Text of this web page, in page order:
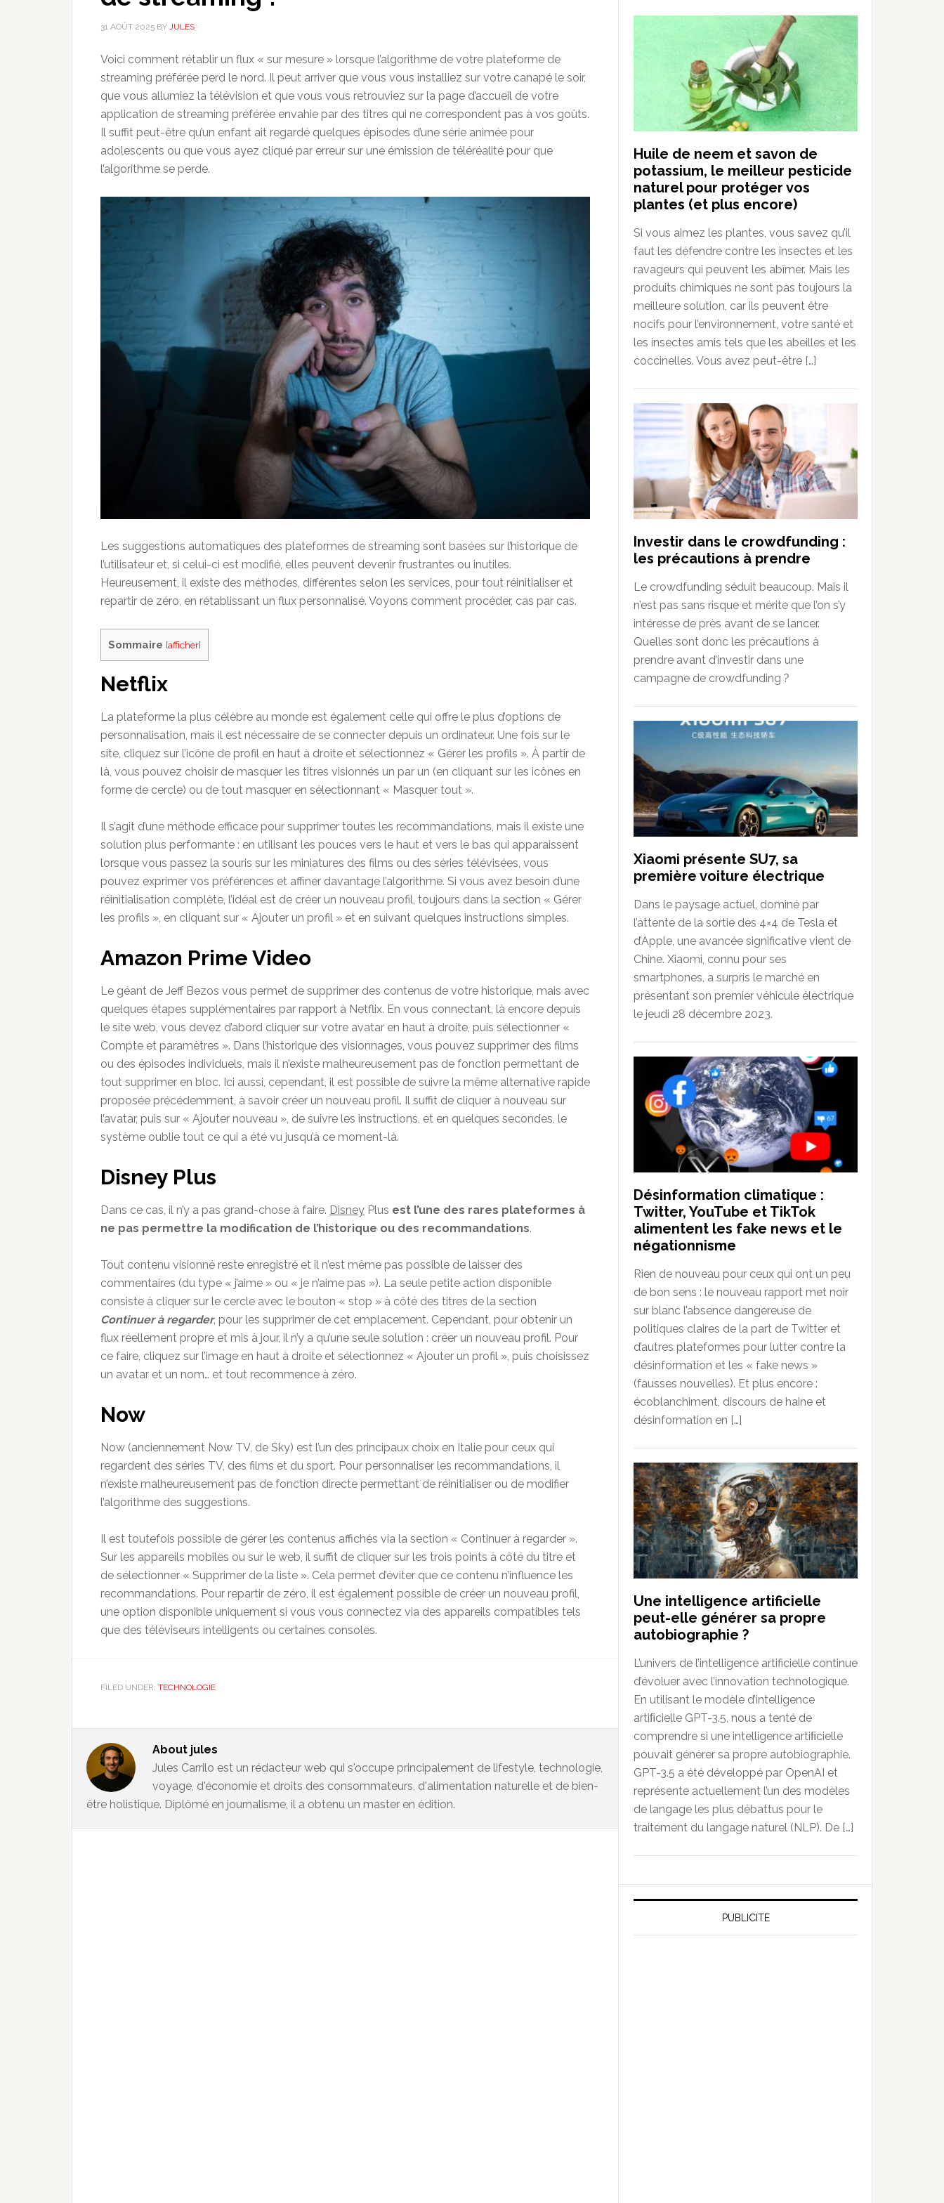
31 AOÛT 2025 BY JULES
Voici comment rétablir un flux « sur mesure » lorsque l’algorithme de votre plateforme de
streaming préférée perd le nord. Il peut arriver que vous vous installiez sur votre canapé le soir,
que vous allumiez la télévision et que vous vous retrouviez sur la page d’accueil de votre
application de streaming préférée envahie par des titres qui ne correspondent pas à vos goûts.
Il suffit peut-être qu’un enfant ait regardé quelques épisodes d’une série animée pour
adolescents ou que vous ayez cliqué par erreur sur une émission de téléréalité pour que
l’algorithme se perde.
Les suggestions automatiques des plateformes de streaming sont basées sur l’historique de
l’utilisateur et, si celui-ci est modifié, elles peuvent devenir frustrantes ou inutiles.
Heureusement, il existe des méthodes, différentes selon les services, pour tout réinitialiser et
repartir de zéro, en rétablissant un flux personnalisé. Voyons comment procéder, cas par cas.
Sommaire [afficher]
Netflix
La plateforme la plus célèbre au monde est également celle qui offre le plus d’options de
personnalisation, mais il est nécessaire de se connecter depuis un ordinateur. Une fois sur le
site, cliquez sur l’icône de profil en haut à droite et sélectionnez « Gérer les profils ». À partir de
là, vous pouvez choisir de masquer les titres visionnés un par un (en cliquant sur les icônes en
forme de cercle) ou de tout masquer en sélectionnant « Masquer tout ».
Il s’agit d’une méthode efficace pour supprimer toutes les recommandations, mais il existe une
solution plus performante : en utilisant les pouces vers le haut et vers le bas qui apparaissent
lorsque vous passez la souris sur les miniatures des films ou des séries télévisées, vous
pouvez exprimer vos préférences et affiner davantage l’algorithme. Si vous avez besoin d’une
réinitialisation complète, l’idéal est de créer un nouveau profil, toujours dans la section « Gérer
les profils », en cliquant sur « Ajouter un profil » et en suivant quelques instructions simples.
Amazon Prime Video
Le géant de Jeff Bezos vous permet de supprimer des contenus de votre historique, mais avec
quelques étapes supplémentaires par rapport à Netflix. En vous connectant, là encore depuis
le site web, vous devez d’abord cliquer sur votre avatar en haut à droite, puis sélectionner «
Compte et paramètres ». Dans l’historique des visionnages, vous pouvez supprimer des films
ou des épisodes individuels, mais il n’existe malheureusement pas de fonction permettant de
tout supprimer en bloc. Ici aussi, cependant, il est possible de suivre la même alternative rapide
proposée précédemment, à savoir créer un nouveau profil. Il suffit de cliquer à nouveau sur
l’avatar, puis sur « Ajouter nouveau », de suivre les instructions, et en quelques secondes, le
système oublie tout ce qui a été vu jusqu’à ce moment-là.
Disney Plus
Dans ce cas, il n’y a pas grand-chose à faire. Disney Plus est l’une des rares plateformes à
ne pas permettre la modification de l’historique ou des recommandations.
Tout contenu visionné reste enregistré et il n’est même pas possible de laisser des
commentaires (du type « j’aime » ou « je n’aime pas »). La seule petite action disponible
consiste à cliquer sur le cercle avec le bouton « stop » à côté des titres de la section
Continuer à regarder, pour les supprimer de cet emplacement. Cependant, pour obtenir un
flux réellement propre et mis à jour, il n’y a qu’une seule solution : créer un nouveau profil. Pour
ce faire, cliquez sur l’image en haut à droite et sélectionnez « Ajouter un profil », puis choisissez
un avatar et un nom… et tout recommence à zéro.
Now
Now (anciennement Now TV, de Sky) est l’un des principaux choix en Italie pour ceux qui
regardent des séries TV, des films et du sport. Pour personnaliser les recommandations, il
n’existe malheureusement pas de fonction directe permettant de réinitialiser ou de modifier
l’algorithme des suggestions.
Il est toutefois possible de gérer les contenus affichés via la section « Continuer à regarder ».
Sur les appareils mobiles ou sur le web, il suffit de cliquer sur les trois points à côté du titre et
de sélectionner « Supprimer de la liste ». Cela permet d’éviter que ce contenu n’influence les
recommandations. Pour repartir de zéro, il est également possible de créer un nouveau profil,
une option disponible uniquement si vous vous connectez via des appareils compatibles tels
que des téléviseurs intelligents ou certaines consoles.
FILED UNDER: TECHNOLOGIE
About jules
Jules Carrilo est un rédacteur web qui s'occupe principalement de lifestyle, technologie,
voyage, d'économie et droits des consommateurs, d'alimentation naturelle et de bien-
être holistique. Diplômé en journalisme, il a obtenu un master en édition.
Huile de neem et savon de
potassium, le meilleur pesticide
naturel pour protéger vos
plantes (et plus encore)
Si vous aimez les plantes, vous savez qu’il
faut les défendre contre les insectes et les
ravageurs qui peuvent les abîmer. Mais les
produits chimiques ne sont pas toujours la
meilleure solution, car ils peuvent être
nocifs pour l’environnement, votre santé et
les insectes amis tels que les abeilles et les
coccinelles. Vous avez peut-être […]
Investir dans le crowdfunding :
les précautions à prendre
Le crowdfunding séduit beaucoup. Mais il
n’est pas sans risque et mérite que l’on s’y
intéresse de près avant de se lancer.
Quelles sont donc les précautions à
prendre avant d’investir dans une
campagne de crowdfunding ?
Xiaomi présente SU7, sa
première voiture électrique
Dans le paysage actuel, dominé par
l’attente de la sortie des 4×4 de Tesla et
d’Apple, une avancée significative vient de
Chine. Xiaomi, connu pour ses
smartphones, a surpris le marché en
présentant son premier véhicule électrique
le jeudi 28 décembre 2023.
Désinformation climatique :
Twitter, YouTube et TikTok
alimentent les fake news et le
négationnisme
Rien de nouveau pour ceux qui ont un peu
de bon sens : le nouveau rapport met noir
sur blanc l’absence dangereuse de
politiques claires de la part de Twitter et
d’autres plateformes pour lutter contre la
désinformation et les « fake news »
(fausses nouvelles). Et plus encore :
écoblanchiment, discours de haine et
désinformation en […]
Une intelligence artificielle
peut-elle générer sa propre
autobiographie ?
L’univers de l’intelligence artificielle continue
d’évoluer avec l’innovation technologique.
En utilisant le modèle d’intelligence
artiﬁcielle GPT-3.5, nous a tenté de
comprendre si une intelligence artiﬁcielle
pouvait générer sa propre autobiographie.
GPT-3.5 a été développé par OpenAI et
représente actuellement l’un des modèles
de langage les plus débattus pour le
traitement du langage naturel (NLP). De […]
PUBLICITE